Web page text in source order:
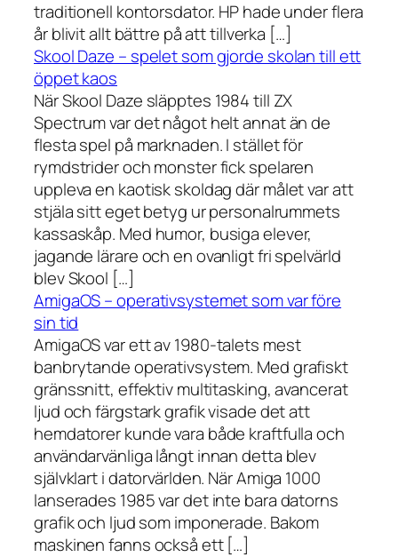
traditionell kontorsdator. HP hade under flera
år blivit allt bättre på att tillverka […]
Skool Daze – spelet som gjorde skolan till ett
öppet kaos
När Skool Daze släpptes 1984 till ZX
Spectrum var det något helt annat än de
flesta spel på marknaden. I stället för
rymdstrider och monster fick spelaren
uppleva en kaotisk skoldag där målet var att
stjäla sitt eget betyg ur personalrummets
kassaskåp. Med humor, busiga elever,
jagande lärare och en ovanligt fri spelvärld
blev Skool […]
AmigaOS – operativsystemet som var före
sin tid
AmigaOS var ett av 1980-talets mest
banbrytande operativsystem. Med grafiskt
gränssnitt, effektiv multitasking, avancerat
ljud och färgstark grafik visade det att
hemdatorer kunde vara både kraftfulla och
användarvänliga långt innan detta blev
självklart i datorvärlden. När Amiga 1000
lanserades 1985 var det inte bara datorns
grafik och ljud som imponerade. Bakom
maskinen fanns också ett […]